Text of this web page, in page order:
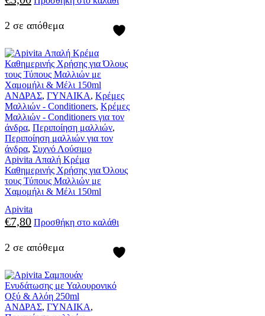
2 σε απόθεμα
ΑΝΔΡΑΣ, ΓΥΝΑΙΚΑ, Κρέμες
Μαλλιών - Conditioners, Κρέμες
Μαλλιών - Conditioners για τον
άνδρα, Περιποίηση μαλλιών,
Περιποίηση μαλλιών για τον
άνδρα, Συχνό Λούσιμο
Apivita Απαλή Κρέμα
Καθημερινής Χρήσης για Όλους
τους Τύπους Μαλλιών με
Χαμομήλι & Μέλι 150ml
Apivita
€7,80 Προσθήκη στο καλάθι
2 σε απόθεμα
ΑΝΔΡΑΣ, ΓΥΝΑΙΚΑ,